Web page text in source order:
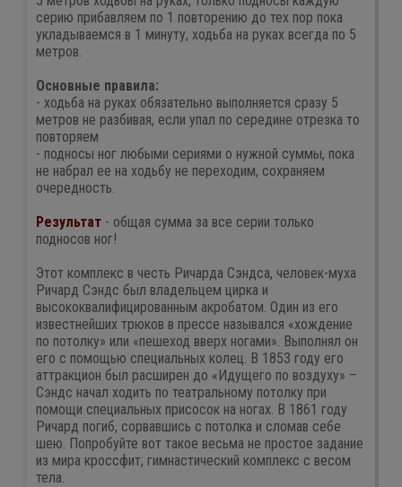
серию прибавляем по 1 повторению до тех пор пока
укладываемся в 1 минуту, ходьба на руках всегда по 5
метров.
Основные правила:
- ходьба на руках обязательно выполняется сразу 5
метров не разбивая, если упал по середине отрезка то
повторяем
- подносы ног любыми сериями о нужной суммы, пока
не набрал ее на ходьбу не переходим, сохраняем
очередность.
Результат- общая сумма за все серии только
подносов ног!
Этот комплекс в честь Ричарда Сэндса, человек-муха
Ричард Сэндс был владельцем цирка и
высококвалифицированным акробатом. Один из его
известнейших трюков в прессе назывался «хождение
по потолку» или «пешеход вверх ногами». Выполнял он
его с помощью специальных колец. В 1853 году его
аттракцион был расширен до «Идущего по воздуху» –
Сэндс начал ходить по театральному потолку при
помощи специальных присосок на ногах. В 1861 году
Ричард погиб, сорвавшись с потолка и сломав себе
шею. Попробуйте вот такое весьма не простое задание
из мира кроссфит, гимнастический комплекс с весом
тела.